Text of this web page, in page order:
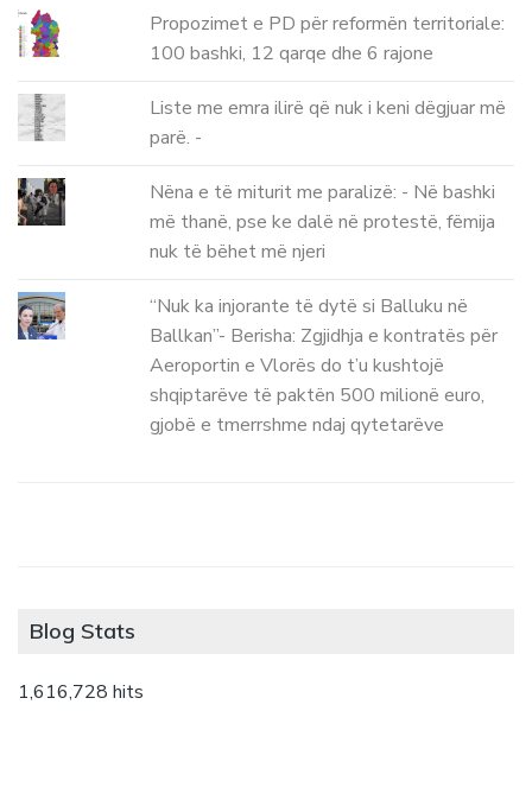
Propozimet e PD për reformën territoriale:
100 bashki, 12 qarqe dhe 6 rajone
Liste me emra ilirë që nuk i keni dëgjuar më
parë. -
Nëna e të miturit me paralizë: - Në bashki
më thanë, pse ke dalë në protestë, fëmija
nuk të bëhet më njeri
“Nuk ka injorante të dytë si Balluku në
Ballkan”- Berisha: Zgjidhja e kontratës për
Aeroportin e Vlorës do t’u kushtojë
shqiptarëve të paktën 500 milionë euro,
gjobë e tmerrshme ndaj qytetarëve
Blog Stats
1,616,728 hits